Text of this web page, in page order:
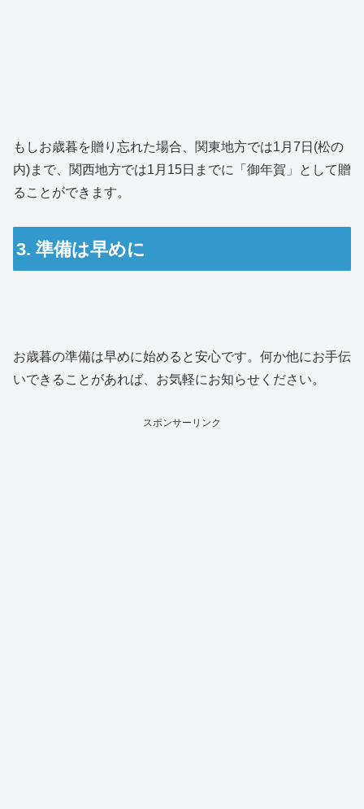
もしお歳暮を贈り忘れた場合、関東地方では1月7日(松の
内)まで、関西地方では1月15日までに「御年賀」として贈
ることができます。
3. 準備は早めに
お歳暮の準備は早めに始めると安心です。何か他にお手伝
いできることがあれば、お気軽にお知らせください。
スポンサーリンク